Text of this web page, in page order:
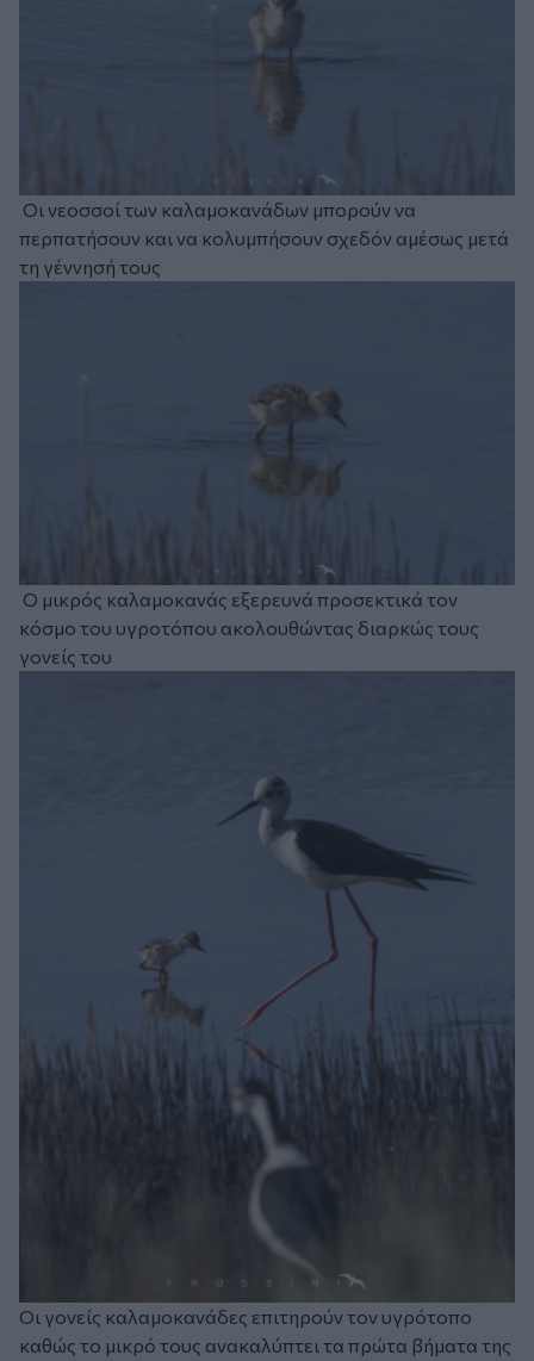
Οι νεοσσοί των καλαμοκανάδων μπορούν να
περπατήσουν και να κολυμπήσουν σχεδόν αμέσως μετά
τη γέννησή τους
Ο μικρός καλαμοκανάς εξερευνά προσεκτικά τον
κόσμο του υγροτόπου ακολουθώντας διαρκώς τους
γονείς του
Οι γονείς καλαμοκανάδες επιτηρούν τον υγρότοπο
καθώς το μικρό τους ανακαλύπτει τα πρώτα βήματα της